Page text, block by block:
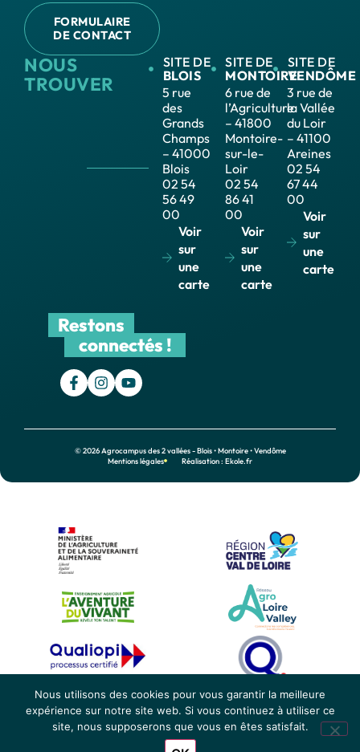
FORMULAIRE
DE CONTACT
NOUS
TROUVER
SITE DE
BLOIS
5 rue
des
Grands
Champs
– 41000
Blois
02 54
56 49
00
Voir
sur
une
carte
SITE DE
MONTOIRE
6 rue de
l’Agriculture
– 41800
Montoire-
sur-le-
Loir
02 54
86 41
00
Voir
sur
une
carte
SITE DE
VENDÔME
3 rue de
la Vallée
du Loir
– 41100
Areines
02 54
67 44
00
Voir
sur
une
carte
Restons
connectés !
© 2026 Agrocampus des 2 vallées - Blois • Montoire • Vendôme
Mentions légales
Réalisation : Ekole.fr
Nous utilisons des cookies pour vous garantir la meilleure
expérience sur notre site web. Si vous continuez à utiliser ce
site, nous supposerons que vous en êtes satisfait.